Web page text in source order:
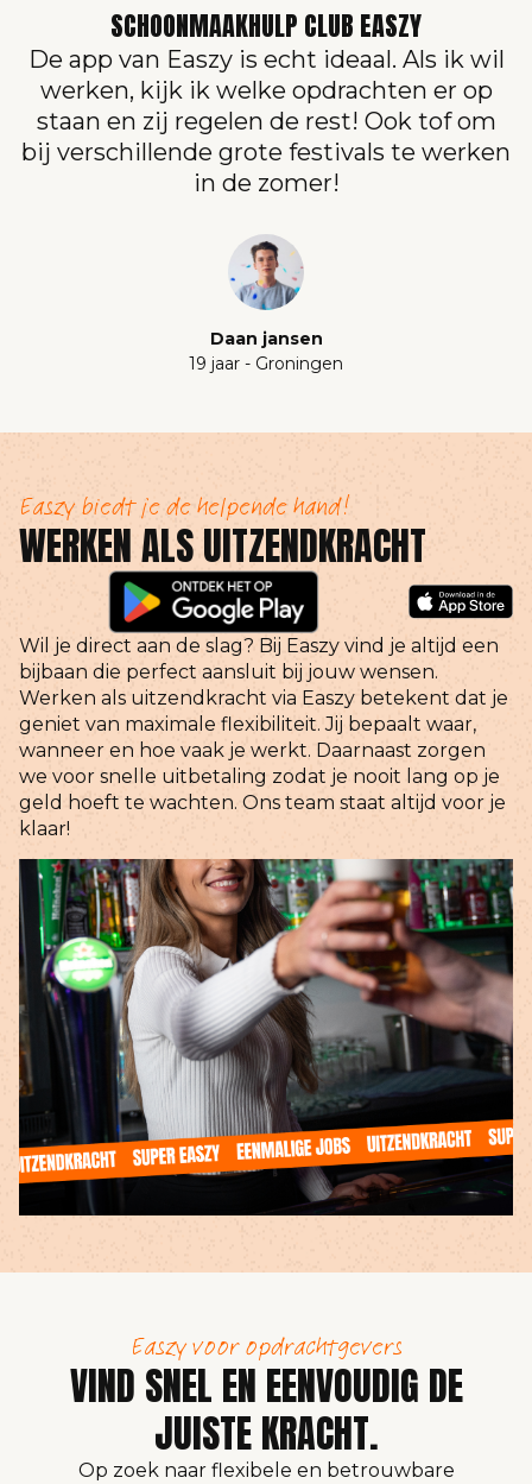
SCHOONMAAKHULP CLUB EASZY
De app van Easzy is echt ideaal. Als ik wil
werken, kijk ik welke opdrachten er op
staan en zij regelen de rest! Ook tof om
bij verschillende grote festivals te werken
in de zomer!
Daan jansen
19 jaar - Groningen
Easzy biedt je de helpende hand!
WERKEN ALS UITZENDKRACHT
Wil je direct aan de slag? Bij Easzy vind je altijd een
bijbaan die perfect aansluit bij jouw wensen.
Werken als uitzendkracht via Easzy betekent dat je
geniet van maximale flexibiliteit. Jij bepaalt waar,
wanneer en hoe vaak je werkt. Daarnaast zorgen
we voor snelle uitbetaling zodat je nooit lang op je
geld hoeft te wachten. Ons team staat altijd voor je
klaar!
Easzy voor opdrachtgevers
VIND SNEL EN EENVOUDIG DE
JUISTE KRACHT.
Op zoek naar flexibele en betrouwbare